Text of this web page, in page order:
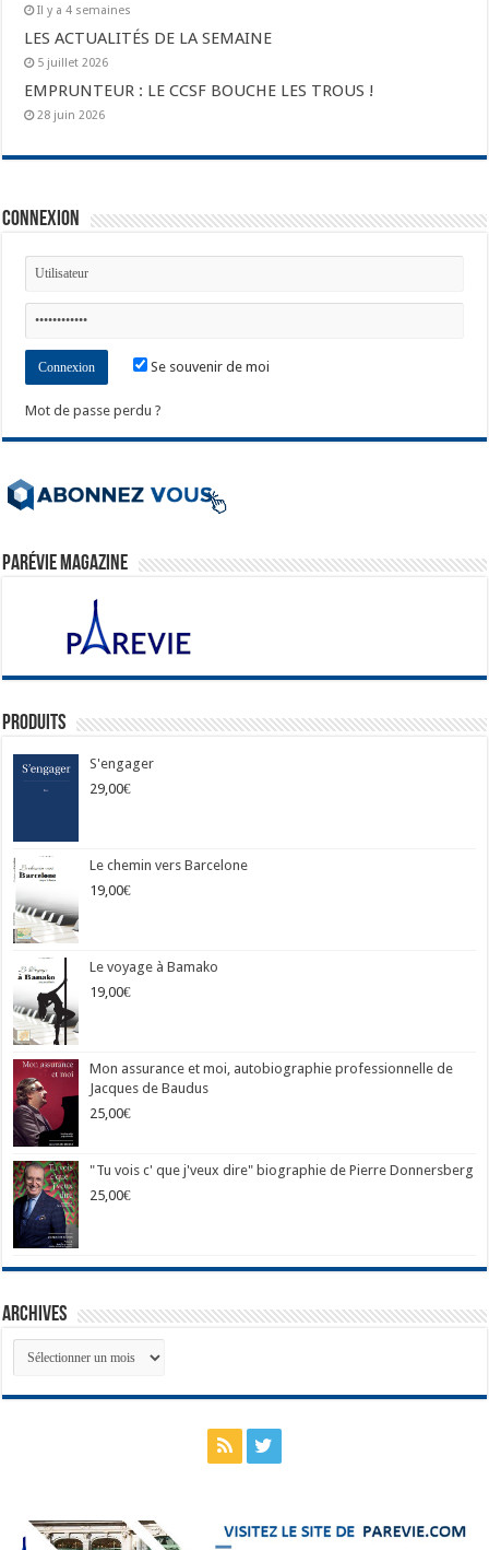
Il y a 4 semaines
LES ACTUALITÉS DE LA SEMAINE
5 juillet 2026
EMPRUNTEUR : LE CCSF BOUCHE LES TROUS !
28 juin 2026
Connexion
Se souvenir de moi
Mot de passe perdu ?
ParéVie Magazine
Produits
S'engager
29,00€
Le chemin vers Barcelone
19,00€
Le voyage à Bamako
19,00€
Mon assurance et moi, autobiographie professionnelle de
Jacques de Baudus
25,00€
"Tu vois c' que j'veux dire" biographie de Pierre Donnersberg
25,00€
Archives
Archives